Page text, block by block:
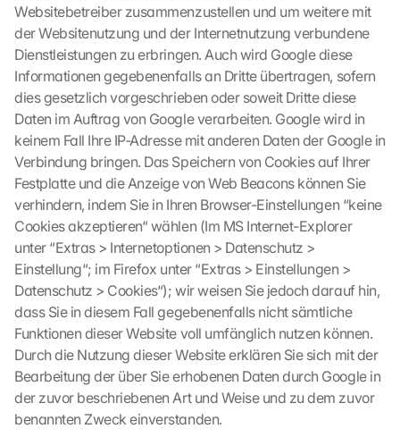
Websitebetreiber zusammenzustellen und um weitere mit
der Websitenutzung und der Internetnutzung verbundene
Dienstleistungen zu erbringen. Auch wird Google diese
Informationen gegebenenfalls an Dritte übertragen, sofern
dies gesetzlich vorgeschrieben oder soweit Dritte diese
Daten im Auftrag von Google verarbeiten. Google wird in
keinem Fall Ihre IP-Adresse mit anderen Daten der Google in
Verbindung bringen. Das Speichern von Cookies auf Ihrer
Festplatte und die Anzeige von Web Beacons können Sie
verhindern, indem Sie in Ihren Browser-Einstellungen “keine
Cookies akzeptieren“ wählen (Im MS Internet-Explorer
unter “Extras > Internetoptionen > Datenschutz >
Einstellung“; im Firefox unter “Extras > Einstellungen >
Datenschutz > Cookies“); wir weisen Sie jedoch darauf hin,
dass Sie in diesem Fall gegebenenfalls nicht sämtliche
Funktionen dieser Website voll umfänglich nutzen können.
Durch die Nutzung dieser Website erklären Sie sich mit der
Bearbeitung der über Sie erhobenen Daten durch Google in
der zuvor beschriebenen Art und Weise und zu dem zuvor
benannten Zweck einverstanden.
o
o
k
i
e
s
g
e
s
e
z
t
.
G
o
o
g
l
e
k
a
n